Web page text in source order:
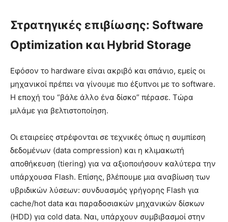
Στρατηγικές επιβίωσης: Software
Optimization και Hybrid Storage
Εφόσον το hardware είναι ακριβό και σπάνιο, εμείς οι
μηχανικοί πρέπει να γίνουμε πιο έξυπνοι με το software.
Η εποχή του “βάλε άλλο ένα δίσκο” πέρασε. Τώρα
μιλάμε για βελτιστοποίηση.
Οι εταιρείες στρέφονται σε τεχνικές όπως η συμπίεση
δεδομένων (data compression) και η κλιμακωτή
αποθήκευση (tiering) για να αξιοποιήσουν καλύτερα την
υπάρχουσα Flash. Επίσης, βλέπουμε μια αναβίωση των
υβριδικών λύσεων: συνδυασμός γρήγορης Flash για
cache/hot data και παραδοσιακών μηχανικών δίσκων
(HDD) για cold data. Ναι, υπάρχουν συμβιβασμοί στην